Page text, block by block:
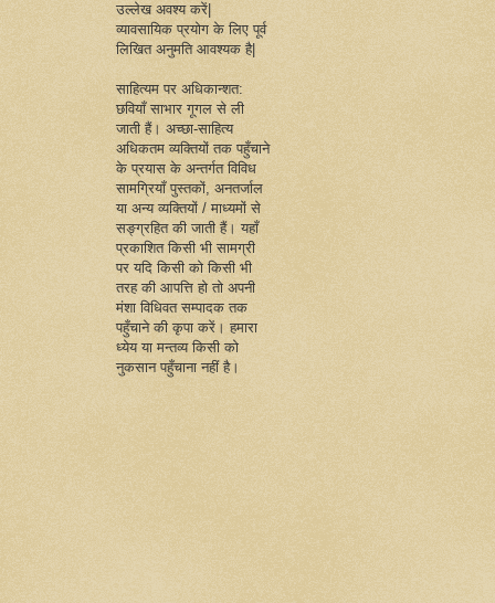
उल्लेख अवश्य करें|
व्यावसायिक प्रयोग के लिए पूर्व
लिखित अनुमति आवश्यक है|
साहित्यम पर अधिकान्शत:
छवियाँ साभार गूगल से ली
जाती हैं। अच्छा-साहित्य
अधिकतम व्यक्तियों तक पहुँचाने
के प्रयास के अन्तर्गत विविध
सामग्रियाँ पुस्तकों, अनतर्जाल
या अन्य व्यक्तियों / माध्यमों से
सङ्ग्रहित की जाती हैं। यहाँ
प्रकाशित किसी भी सामग्री
पर यदि किसी को किसी भी
तरह की आपत्ति हो तो अपनी
मंशा विधिवत सम्पादक तक
पहुँचाने की कृपा करें। हमारा
ध्येय या मन्तव्य किसी को
नुकसान पहुँचाना नहीं है।